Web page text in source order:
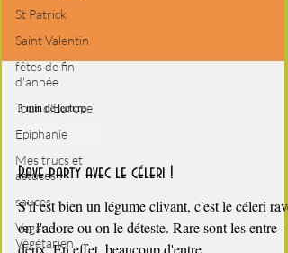
St Patrick
Saint Valentin
fêtes de fin
d'année
Tour d'Europe
Epiphanie
Mes trucs et
astuces !
sauces
Vegan -
Végétarien
3 min de lecture
Les basiques
Rave party avec le céleri !
S'il est bien un légume clivant, c'est le céleri rave